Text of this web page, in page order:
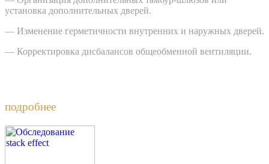
установка дополнительных дверей.
— Изменение герметичности внутренних и наружных дверей.
— Корректировка дисбалансов общеобменной вентиляции.
подробнее